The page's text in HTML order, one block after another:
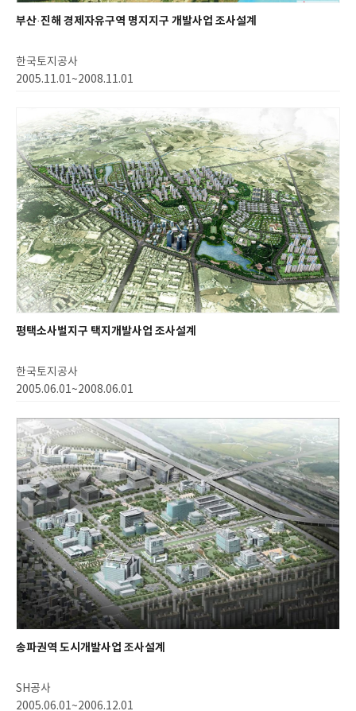
부산·진해 경제자유구역 명지지구 개발사업 조사설계
한국토지공사
2005.11.01~2008.11.01
평택소사벌지구 택지개발사업 조사설계
한국토지공사
2005.06.01~2008.06.01
송파권역 도시개발사업 조사설계
SH공사
2005.06.01~2006.12.01